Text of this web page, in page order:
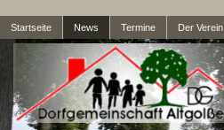
Startseite News Termine Der Verein